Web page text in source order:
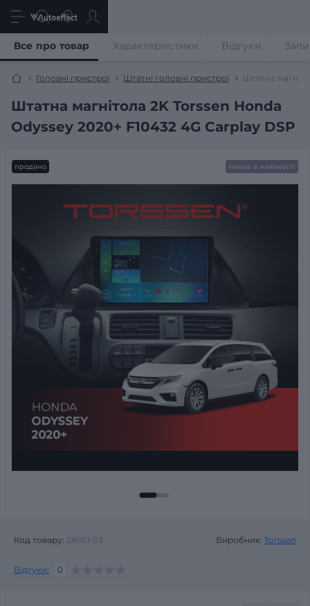
Головні пристрої Штатні головні пристрої Штатна
Штатна магнітола 2K Torssen Honda
Odyssey 2020+ F10432 4G Carplay DSP
Все про товар Характеристики Відгуки
продано немає в наявності
Код товару: 28951-03 Виробник: Torssen
Відгуки: 0